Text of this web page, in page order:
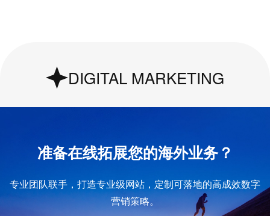
DIGITAL MARKETING
准备在线拓展您的海外业务？
专业团队联手，打造专业级网站，定制可落地的高成效数字
营销策略。